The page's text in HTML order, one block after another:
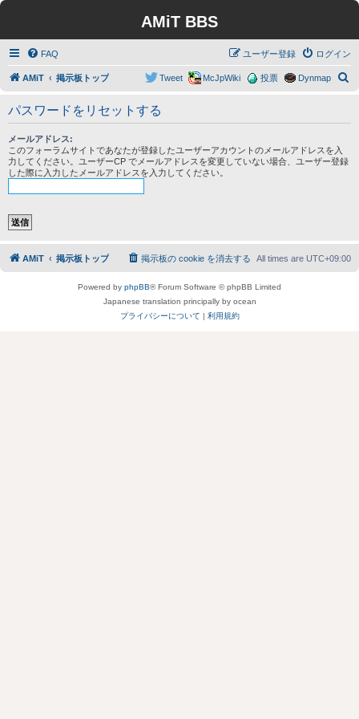
AMiT BBS
FAQ ログイン
ユーザー登録
AMiT 掲示板トップ Dynmap
投票
McJpWiki
Tweet
パスワードをリセットする
メールアドレス:
このフォーラムサイトであなたが登録したユーザーアカウントのメールアドレスを入
力してください。ユーザーCP でメールアドレスを変更していない場合、ユーザー登録
した際に入力したメールアドレスを入力してください。
AMiT 掲示板トップ All times are UTC+09:00
掲示板の cookie を消去する
Powered by phpBB® Forum Software © phpBB Limited
Japanese translation principally by ocean
プライバシーについて | 利用規約